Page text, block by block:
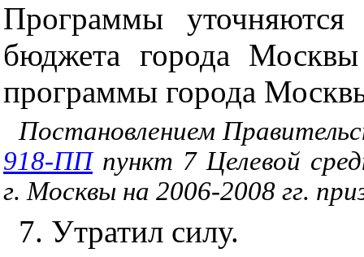
Программы
бюджета города
программы города
Постановлением
918-ППпункт 7 Целевой
г. Москвы на 2006-2008 гг.
7. Утратил силу.